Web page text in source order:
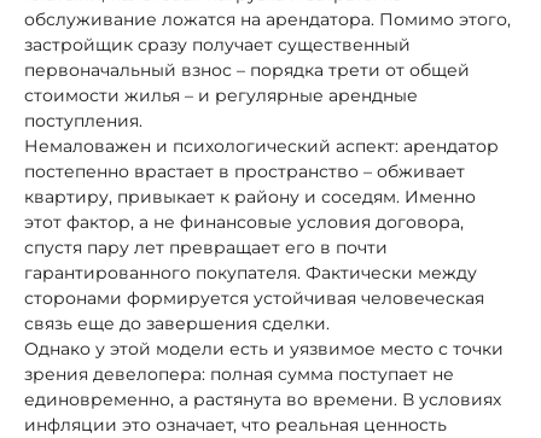
обслуживание ложатся на арендатора. Помимо этого,
застройщик сразу получает существенный
первоначальный взнос – порядка трети от общей
стоимости жилья – и регулярные арендные
поступления.
Немаловажен и психологический аспект: арендатор
постепенно врастает в пространство – обживает
квартиру, привыкает к району и соседям. Именно
этот фактор, а не финансовые условия договора,
спустя пару лет превращает его в почти
гарантированного покупателя. Фактически между
сторонами формируется устойчивая человеческая
связь еще до завершения сделки.
Однако у этой модели есть и уязвимое место с точки
зрения девелопера: полная сумма поступает не
единовременно, а растянута во времени. В условиях
инфляции это означает, что реальная ценность